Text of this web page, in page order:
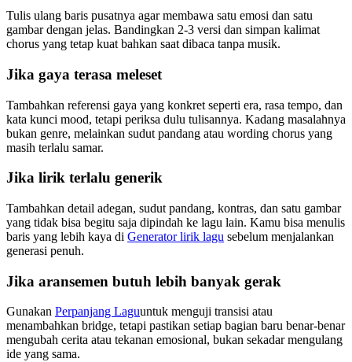
Tulis ulang baris pusatnya agar membawa satu emosi dan satu
gambar dengan jelas. Bandingkan 2-3 versi dan simpan kalimat
chorus yang tetap kuat bahkan saat dibaca tanpa musik.
Jika gaya terasa meleset
Tambahkan referensi gaya yang konkret seperti era, rasa tempo, dan
kata kunci mood, tetapi periksa dulu tulisannya. Kadang masalahnya
bukan genre, melainkan sudut pandang atau wording chorus yang
masih terlalu samar.
Jika lirik terlalu generik
Tambahkan detail adegan, sudut pandang, kontras, dan satu gambar
yang tidak bisa begitu saja dipindah ke lagu lain. Kamu bisa menulis
baris yang lebih kaya di Generator lirik lagu sebelum menjalankan
generasi penuh.
Jika aransemen butuh lebih banyak gerak
Gunakan Perpanjang Laguuntuk menguji transisi atau
menambahkan bridge, tetapi pastikan setiap bagian baru benar-benar
mengubah cerita atau tekanan emosional, bukan sekadar mengulang
ide yang sama.